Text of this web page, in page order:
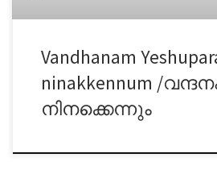
Vandhanam
ninakkennum /
നിനക്കെന്നും